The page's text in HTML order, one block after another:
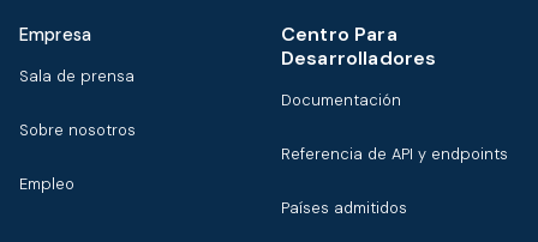
Empresa
Sala de prensa
Sobre nosotros
Empleo
Centro Para
Desarrolladores
Documentación
Referencia de API y endpoints
Países admitidos